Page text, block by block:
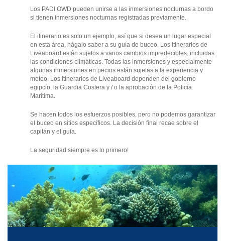
Los PADI OWD pueden unirse a las inmersiones nocturnas a bordo
si tienen inmersiones nocturnas registradas previamente.
El itinerario es solo un ejemplo, así que si desea un lugar especial
en esta área, hágalo saber a su guía de buceo. Los itinerarios de
Liveaboard están sujetos a varios cambios impredecibles, incluidas
las condiciones climáticas. Todas las inmersiones y especialmente
algunas inmersiones en pecios están sujetas a la experiencia y
meteo. Los itinerarios de Liveaboard dependen del gobierno
egipcio, la Guardia Costera y / o la aprobación de la Policía
Maritima.
Se hacen todos los esfuerzos posibles, pero no podemos garantizar
el buceo en sitios específicos. La decisión final recae sobre el
capitán y el guia.
La seguridad siempre es lo primero!